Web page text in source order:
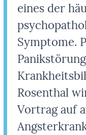
eines der
Symptome.
Rosenthal
Vortrag auf